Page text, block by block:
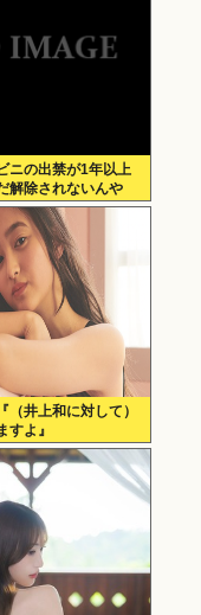
ニの出禁が1年以上
解除されないんや
（井上和に対して）
すよ』